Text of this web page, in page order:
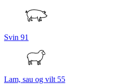
Svin 91
Lam, sau og vilt 55